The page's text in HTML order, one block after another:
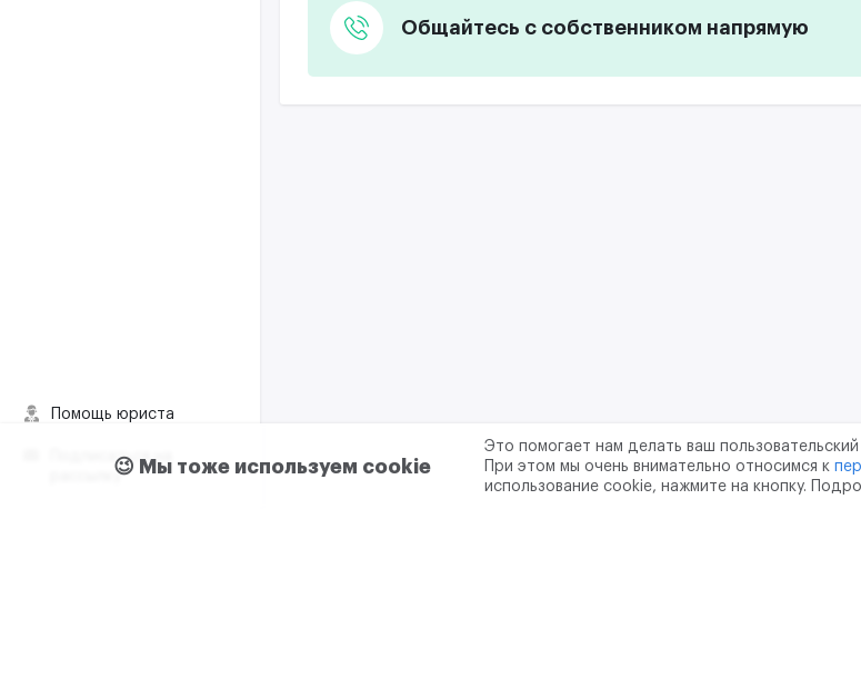
Помощь юриста
Подписаться на
рассылку
Общайтесь с собственником напрямую
😉 Мы тоже используем cookie
Это помогает нам делать ваш
При этом мы очень внимательно относимся к
использование cookie, нажмите на кнопку.